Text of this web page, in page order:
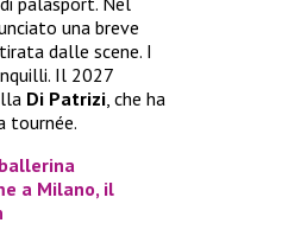
una breve
dalle scene. I
Il 2027
Di Patrizi, che ha
tournée.
a Milano, il